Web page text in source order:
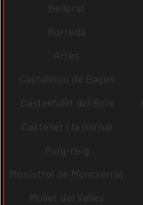
Bellprat
Borredà
Artés
Castellnou de Bages
Castellfullit del Boix
Castellet i la Gornal
Puig-reig
Monistrol de Montserrat
Mollet del Vallès